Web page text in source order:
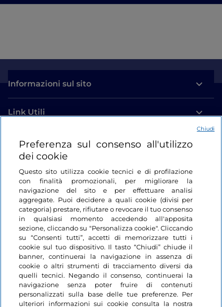
Informazioni sul sito
Link Utili
Login
Restiamo in contatto
Preferenza sul consenso all'utilizzo
dei cookie
Questo sito utilizza cookie tecnici e di profilazione
con finalità promozionali, per migliorare la
navigazione del sito e per effettuare analisi
aggregate. Puoi decidere a quali cookie (divisi per
categoria) prestare, rifiutare o revocare il tuo consenso
in qualsiasi momento accedendo all'apposita
sezione, cliccando su "Personalizza cookie". Cliccando
su “Consenti tutti”, accetti di memorizzare tutti i
cookie sul tuo dispositivo. Il tasto “Chiudi” chiude il
banner, continuerai la navigazione in assenza di
cookie o altri strumenti di tracciamento diversi da
quelli tecnici. Negando il consenso, continuerai la
navigazione senza poter fruire di contenuti
personalizzati sulla base delle tue preferenze. Per
ulteriori informazioni sui cookie consulta la nostra
Chiudi